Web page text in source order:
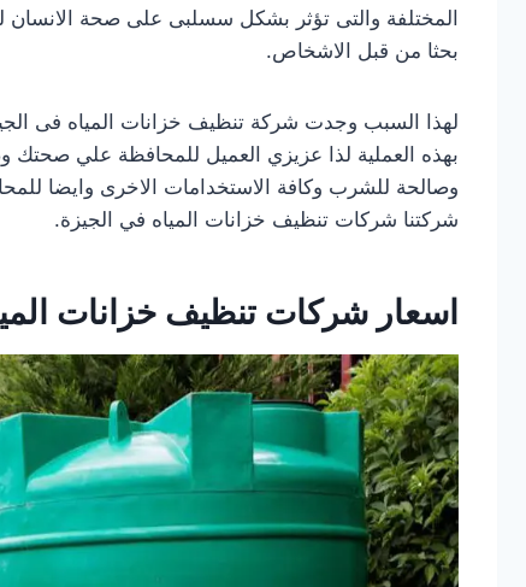
المختلفة والتى تؤثر بشكل سسلبى على صحة الانسان
بحثا من قبل الاشخاص.
لهذا السبب وجدت شركة تنظيف خزانات المياه فى
بهذه العملية لذا عزيزي العميل للمحافظة علي
وصالحة للشرب وكافة الاستخدامات الاخرى وايضا
شركتنا شركات تنظيف خزانات المياه في الجيزة.
اسعار شركات تنظيف خزانات